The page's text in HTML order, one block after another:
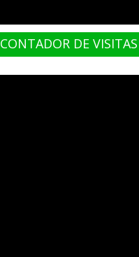
CONTADOR DE VISITAS